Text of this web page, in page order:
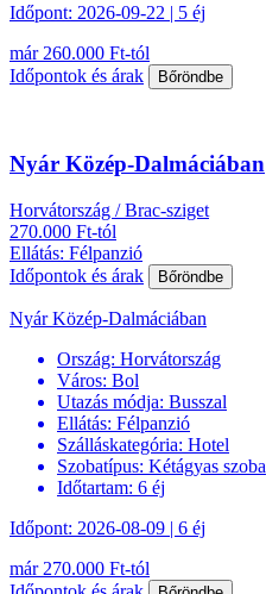
Időpont: 2026-09-22 | 5 éj
már 260.000 Ft-tól
Időpontok és árak
Bőröndbe
Nyár Közép-Dalmáciában
Horvátország / Brac-sziget
270.000 Ft-tól
Ellátás: Félpanzió
Időpontok és árak
Bőröndbe
Nyár Közép-Dalmáciában
Ország: Horvátország
Város: Bol
Utazás módja: Busszal
Ellátás: Félpanzió
Szálláskategória: Hotel
Szobatípus: Kétágyas szoba
Időtartam: 6 éj
Időpont: 2026-08-09 | 6 éj
már 270.000 Ft-tól